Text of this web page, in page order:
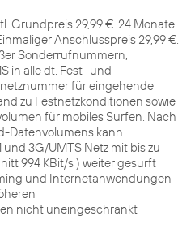
Grundpreis 29,99 €. 24 Monate
Anschlusspreis 29,99 €.
Sonderrufnummern,
in alle dt. Fest- und
für eingehende
zu Festnetzkonditionen sowie
für mobiles Surfen. Nach
Datenvolumens kann
und 3G/UMTS Netz mit bis zu
994 KBit/s ) weiter gesurft
und Internetanwendungen
nicht uneingeschränkt